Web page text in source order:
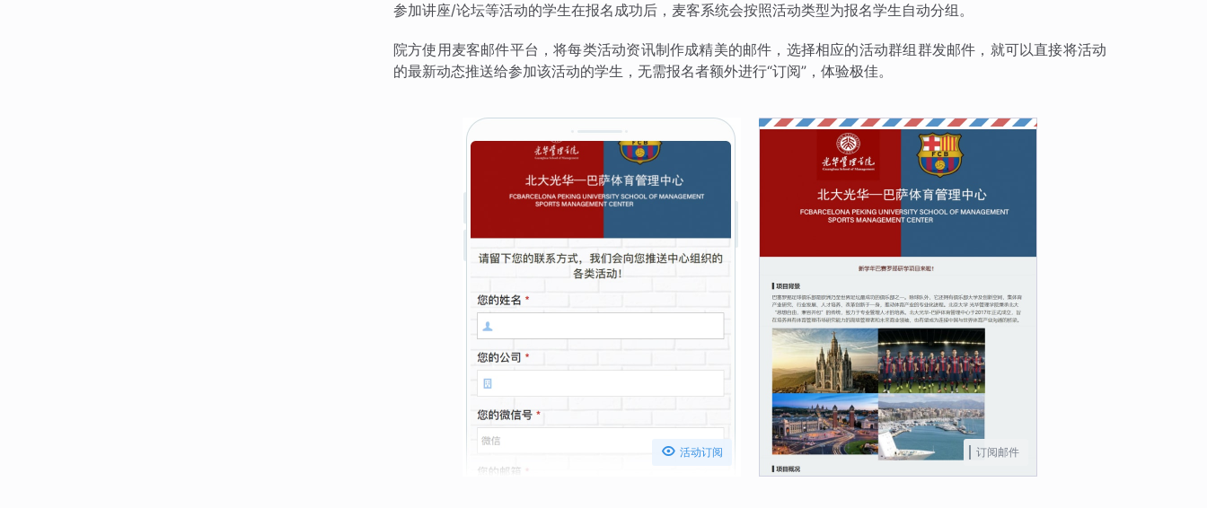
参加讲座/论坛等活动的学生在报名成功后，麦客系统会按照活动类型为报名学生自动分组。
院方使用麦客邮件平台，将每类活动资讯制作成精美的邮件，选择相应的活动群组群发邮件，就可以直接将活动
的最新动态推送给参加该活动的学生，无需报名者额外进行“订阅”，体验极佳。
 活动订阅 订阅邮件